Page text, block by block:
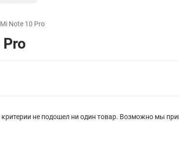
Mi Note 10 Pro
не подошел ни один товар. Возможно мы